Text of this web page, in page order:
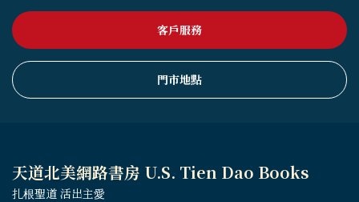
客戶服務
門市地點
天道北美網路書房 U.S. Tien Dao Books
扎根聖道 活出主愛